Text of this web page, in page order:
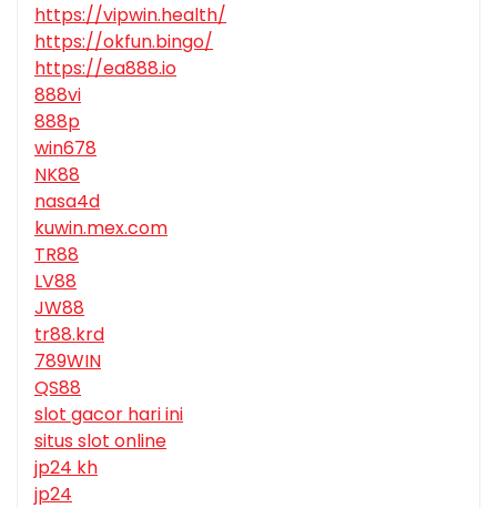
https://vipwin.health/
https://okfun.bingo/
https://ea888.io
888vi
888p
win678
NK88
nasa4d
kuwin.mex.com
TR88
LV88
JW88
tr88.krd
789WIN
QS88
slot gacor hari ini
situs slot online
jp24 kh
jp24